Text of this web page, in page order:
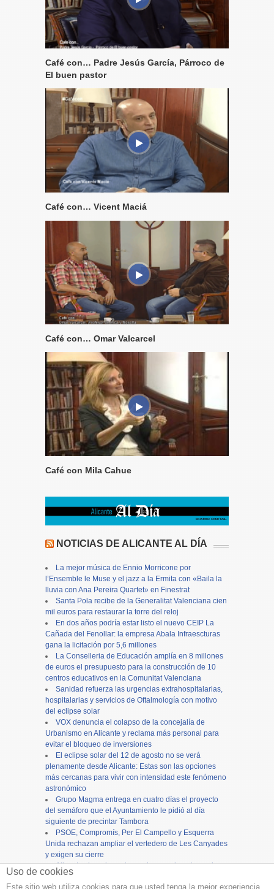
Café con… Padre Jesús García, Párroco de
El buen pastor
Café con… Vicent Maciá
Café con… Omar Valcarcel
Café con Mila Cahue
NOTICIAS DE ALICANTE AL DÍA
La mejor música de Ennio Morricone por
l’Ensemble le Muse y el jazz a la Ermita con «Baila la
lluvia con Ana Pereira Quartet» en Finestrat
Santa Pola recibe de la Generalitat Valenciana cien
mil euros para restaurar la torre del reloj
En dos años podría estar listo el nuevo CEIP La
Cañada del Fenollar: la empresa Abala Infraescturas
gana la licitación por 5,6 millones
La Conselleria de Educación amplía en 8 millones
de euros el presupuesto para la construcción de 10
centros educativos en la Comunitat Valenciana
Sanidad refuerza las urgencias extrahospitalarias,
hospitalarias y servicios de Oftalmología con motivo
del eclipse solar
VOX denuncia el colapso de la concejalía de
Urbanismo en Alicante y reclama más personal para
evitar el bloqueo de inversiones
El eclipse solar del 12 de agosto no se verá
plenamente desde Alicante: Estas son las opciones
más cercanas para vivir con intensidad este fenómeno
astronómico
Grupo Magma entrega en cuatro días el proyecto
del semáforo que el Ayuntamiento le pidió al día
siguiente de precintar Tambora
PSOE, Compromís, Per El Campello y Esquerra
Unida rechazan ampliar el vertedero de Les Canyades
y exigen su cierre
Alicante cierra los actos en honor a la patrona, la
Virgen del Remedio, con una concurrida procesión
Uso de cookies
Este sitio web utiliza cookies para que usted tenga la mejor experiencia